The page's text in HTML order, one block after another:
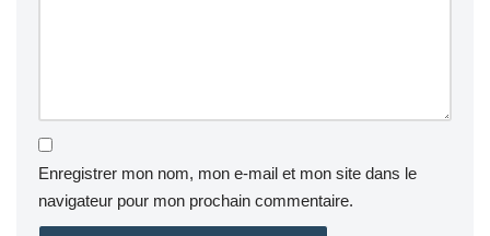
Enregistrer mon nom, mon e-mail et mon site dans le
navigateur pour mon prochain commentaire.